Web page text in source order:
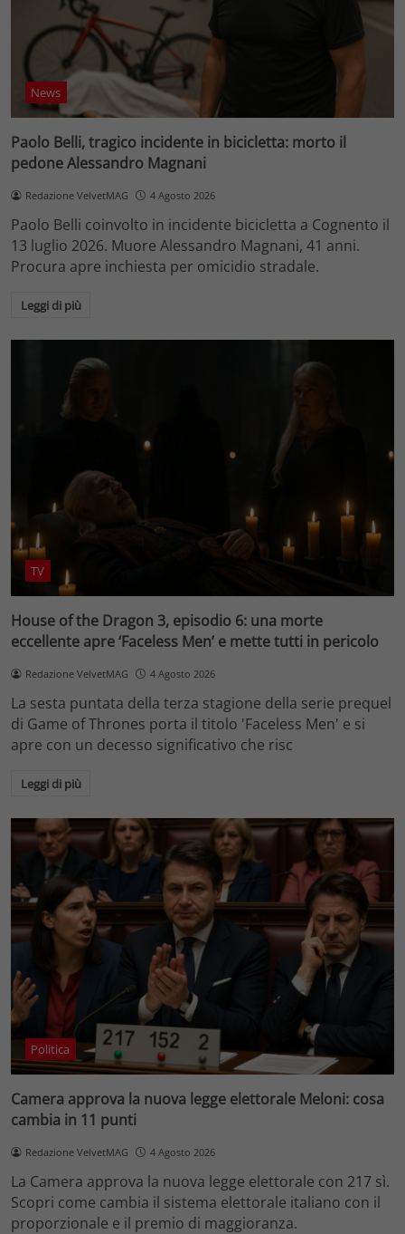
News
Paolo Belli, tragico incidente in bicicletta: morto il
pedone Alessandro Magnani
Redazione VelvetMAG 4 Agosto 2026
Paolo Belli coinvolto in incidente bicicletta a Cognento il
13 luglio 2026. Muore Alessandro Magnani, 41 anni.
Procura apre inchiesta per omicidio stradale.
Leggi di più
TV
House of the Dragon 3, episodio 6: una morte
eccellente apre ‘Faceless Men’ e mette tutti in pericolo
Redazione VelvetMAG 4 Agosto 2026
La sesta puntata della terza stagione della serie prequel
di Game of Thrones porta il titolo 'Faceless Men' e si
apre con un decesso significativo che risc
Leggi di più
Politica
Camera approva la nuova legge elettorale Meloni: cosa
cambia in 11 punti
Redazione VelvetMAG 4 Agosto 2026
La Camera approva la nuova legge elettorale con 217 sì.
Scopri come cambia il sistema elettorale italiano con il
proporzionale e il premio di maggioranza.